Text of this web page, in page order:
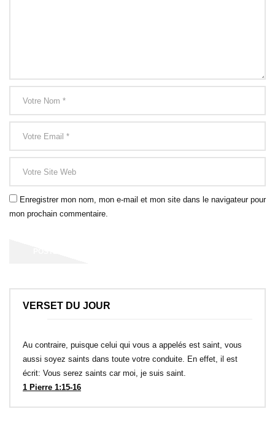
Enregistrer mon nom, mon e-mail et mon site dans le navigateur pour
mon prochain commentaire.
VERSET DU JOUR
Au contraire, puisque celui qui vous a appelés est saint, vous
aussi soyez saints dans toute votre conduite. En effet, il est
écrit: Vous serez saints car moi, je suis saint.
1 Pierre 1:15-16